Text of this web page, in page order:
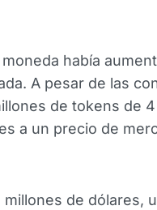
había
A pesar de las
de tokens de
a un precio de
de dólares,